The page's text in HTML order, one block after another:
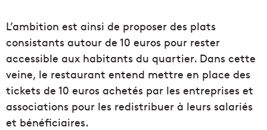
L’ambition est ainsi de proposer des plats
consistants autour de 10 euros pour rester
accessible aux habitants du quartier. Dans cette
veine, le restaurant entend mettre en place des
tickets de 10 euros achetés par les entreprises et
associations pour les redistribuer à leurs salariés
et bénéficiaires.